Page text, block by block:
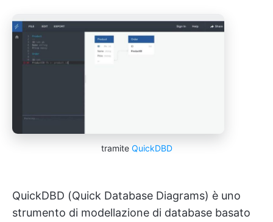
tramite QuickDBD
QuickDBD (Quick Database Diagrams) è uno
strumento di modellazione di database basato